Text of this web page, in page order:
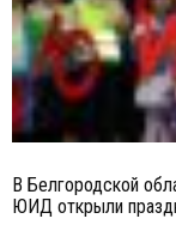
В Белгородской
ЮИД открыли